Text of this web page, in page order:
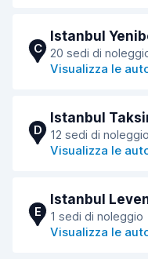
C
Istanbul
20 sedi di
Visualizza le
D
Istanbul
12 sedi di noleggio
Visualizza le
E
Istanbul
1 sedi di noleggio
Visualizza le